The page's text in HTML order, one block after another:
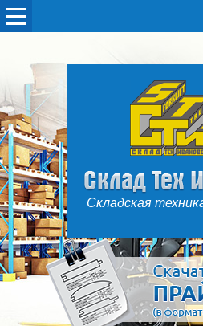
Складская